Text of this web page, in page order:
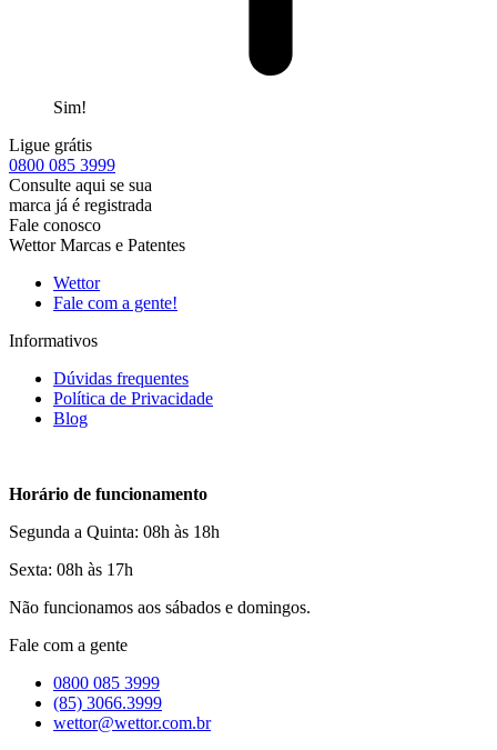
Sim!
Ligue grátis
0800 085 3999
Consulte aqui se sua
marca já é registrada
Fale conosco
Wettor Marcas e Patentes
Wettor
Fale com a gente!
Informativos
Dúvidas frequentes
Política de Privacidade
Blog
Horário de funcionamento
Segunda a Quinta: 08h às 18h
Sexta: 08h às 17h
Não funcionamos aos sábados e domingos.
Fale com a gente
0800 085 3999
(85) 3066.3999
wettor@wettor.com.br